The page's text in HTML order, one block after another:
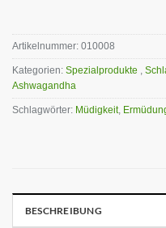
Artikelnummer: 010008
Kategorien: Spezialprodukte ,
Ashwagandha
Schlagwörter: Müdigkeit,
BESCHREIBUNG